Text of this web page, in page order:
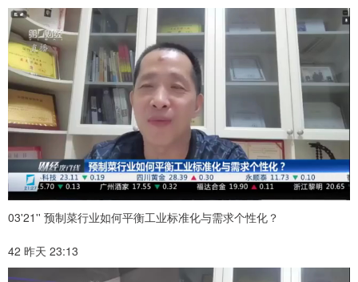
03'21'' 预制菜行业如何平衡工业标准化与需求个性化？
42 昨天 23:13